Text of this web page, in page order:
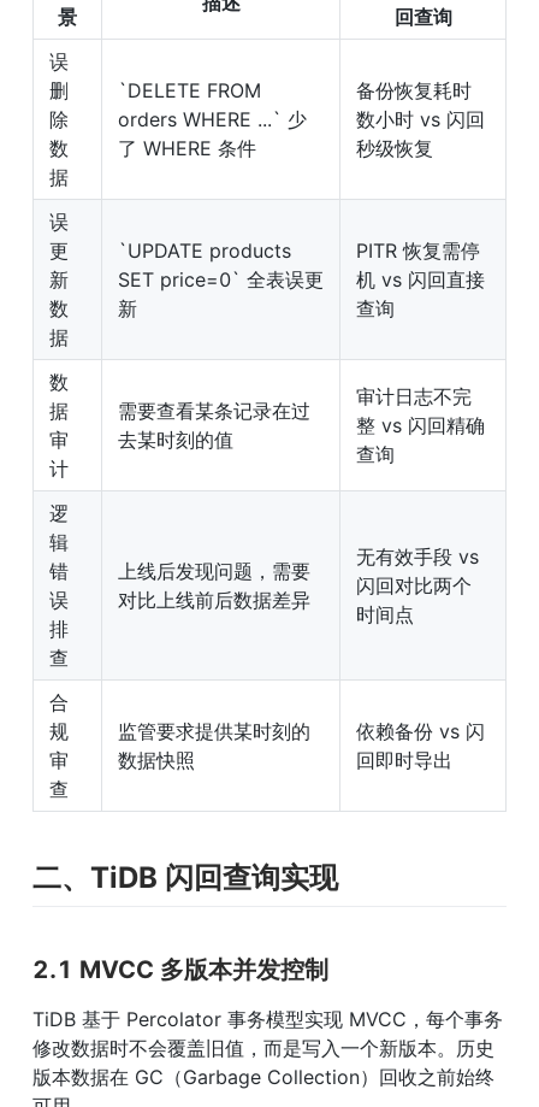
景
回查询
误
删
除
数
据
`DELETE FROM
orders WHERE ...` 少
了 WHERE 条件
备份恢复耗时
数小时 vs 闪回
秒级恢复
误
更
新
数
据
`UPDATE products
SET price=0` 全表误更
新
PITR 恢复需停
机 vs 闪回直接
查询
数
据
审
计
需要查看某条记录在过
去某时刻的值
审计日志不完
整 vs 闪回精确
查询
逻
辑
错
误
排
查
上线后发现问题，需要
对比上线前后数据差异
无有效手段 vs
闪回对比两个
时间点
合
规
审
查
监管要求提供某时刻的
数据快照
依赖备份 vs 闪
回即时导出
二、TiDB 闪回查询实现
2.1 MVCC 多版本并发控制
TiDB 基于 Percolator 事务模型实现 MVCC，每个事务
修改数据时不会覆盖旧值，而是写入一个新版本。历史
版本数据在 GC（Garbage Collection）回收之前始终